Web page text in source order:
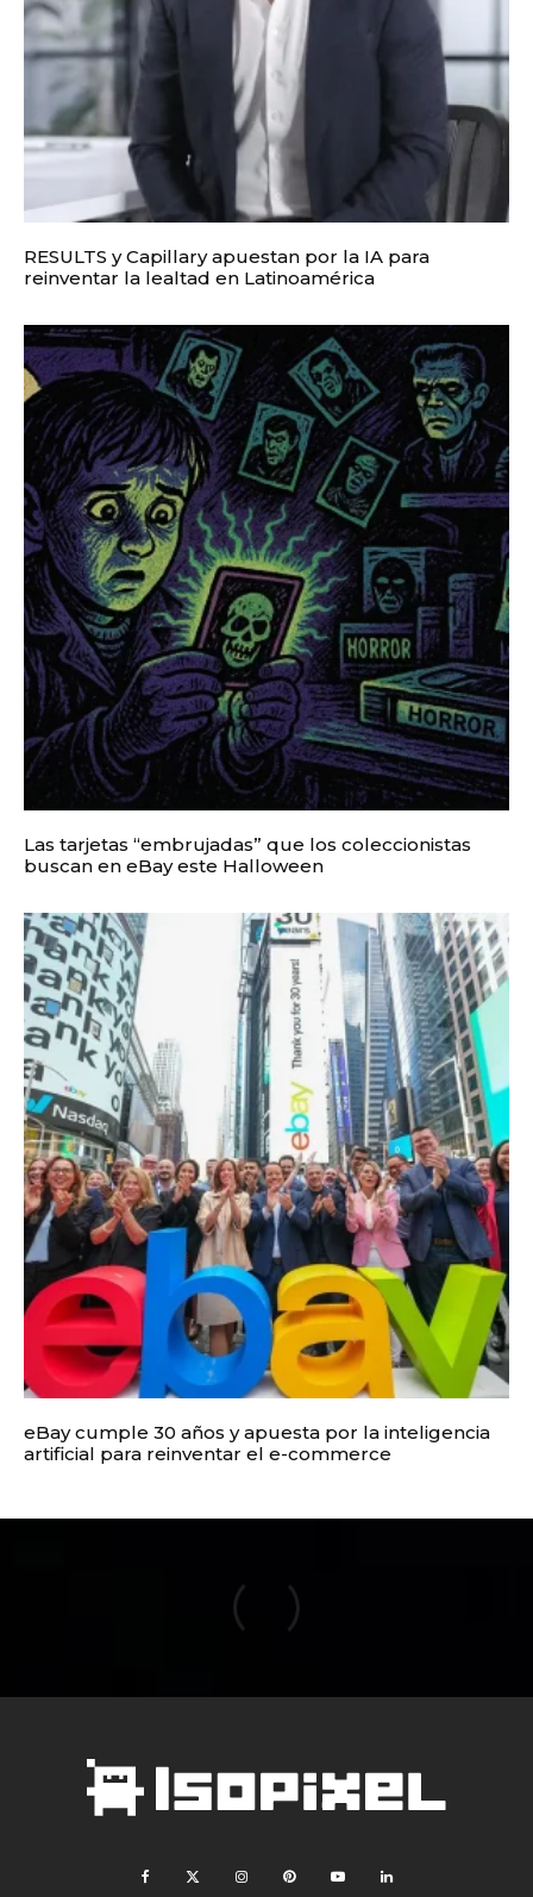
RESULTS y Capillary apuestan por la IA para
reinventar la lealtad en Latinoamérica
Las tarjetas “embrujadas” que los coleccionistas
buscan en eBay este Halloween
eBay cumple 30 años y apuesta por la inteligencia
artificial para reinventar el e-commerce